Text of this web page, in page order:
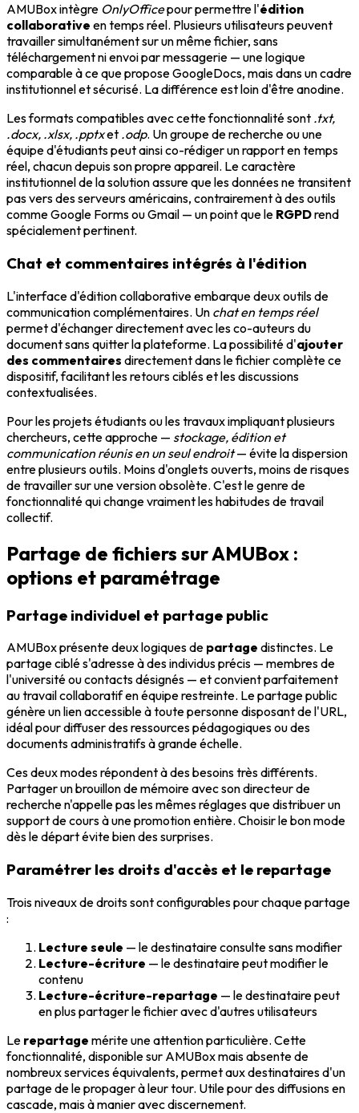
AMUBox intègre OnlyOfficepour permettre l'édition
collaborative en temps réel. Plusieurs utilisateurs peuvent
travailler simultanément sur un même fichier, sans
téléchargement ni envoi par messagerie — une logique
comparable à ce que propose GoogleDocs, mais dans un cadre
institutionnel et sécurisé. La différence est loin d'être anodine.
Les formats compatibles avec cette fonctionnalité sont .txt,
.docx, .xlsx, .pptxet .odp. Un groupe de recherche ou une
équipe d'étudiants peut ainsi co-rédiger un rapport en temps
réel, chacun depuis son propre appareil. Le caractère
institutionnel de la solution assure que les données ne transitent
pas vers des serveurs américains, contrairement à des outils
comme Google Forms ou Gmail — un point que le RGPDrend
spécialement pertinent.
Chat et commentaires intégrés à l'édition
L'interface d'édition collaborative embarque deux outils de
communication complémentaires. Un chat en temps réel
permet d'échanger directement avec les co-auteurs du
document sans quitter la plateforme. La possibilité d'ajouter
des commentaires directement dans le fichier complète ce
dispositif, facilitant les retours ciblés et les discussions
contextualisées.
Pour les projets étudiants ou les travaux impliquant plusieurs
chercheurs, cette approche — stockage, édition et
communication réunis en un seul endroit— évite la dispersion
entre plusieurs outils. Moins d'onglets ouverts, moins de risques
de travailler sur une version obsolète. C'est le genre de
fonctionnalité qui change vraiment les habitudes de travail
collectif.
Partage de fichiers sur AMUBox :
options et paramétrage
Partage individuel et partage public
AMUBox présente deux logiques de partage distinctes. Le
partage ciblé s'adresse à des individus précis — membres de
l'université ou contacts désignés — et convient parfaitement
au travail collaboratif en équipe restreinte. Le partage public
génère un lien accessible à toute personne disposant de l'URL,
idéal pour diffuser des ressources pédagogiques ou des
documents administratifs à grande échelle.
Ces deux modes répondent à des besoins très différents.
Partager un brouillon de mémoire avec son directeur de
recherche n'appelle pas les mêmes réglages que distribuer un
support de cours à une promotion entière. Choisir le bon mode
dès le départ évite bien des surprises.
Paramétrer les droits d'accès et le repartage
Trois niveaux de droits sont configurables pour chaque partage
:
Lecture seule — le destinataire consulte sans modifier
Lecture-écriture — le destinataire peut modifier le
contenu
Lecture-écriture-repartage — le destinataire peut
en plus partager le fichier avec d'autres utilisateurs
Le repartage mérite une attention particulière. Cette
fonctionnalité, disponible sur AMUBox mais absente de
nombreux services équivalents, permet aux destinataires d'un
partage de le propager à leur tour. Utile pour des diffusions en
cascade, mais à manier avec discernement.